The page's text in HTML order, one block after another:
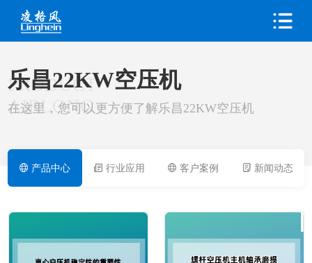
PRODUCT
AIRLONG
乐昌22KW空压机
在这里，您可以更方便了解乐昌22KW空压机
产品中心 行业应用 客户案例 新闻动态